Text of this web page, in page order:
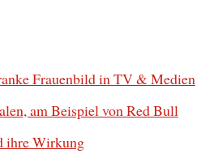
Frauenbild in TV & Medien
am Beispiel von Red Bull
ihre Wirkung